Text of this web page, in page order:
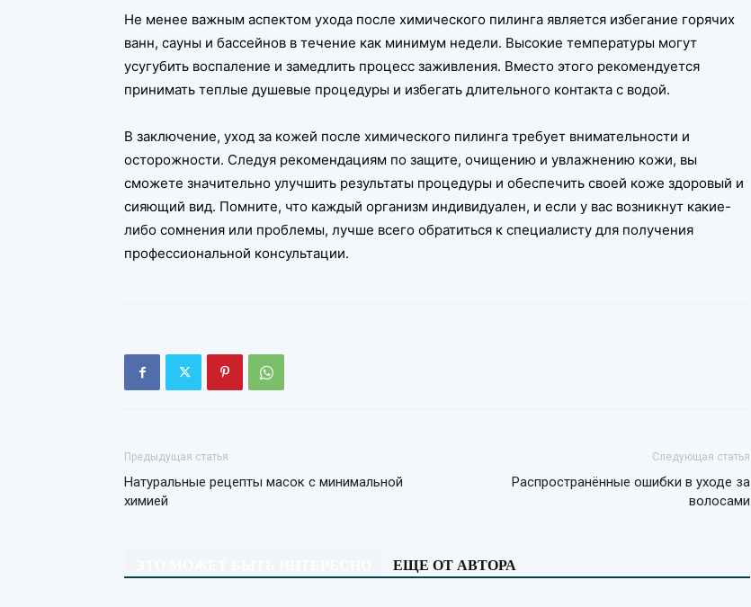
Не менее важным аспектом ухода после химического пилинга является избегание горячих
ванн, сауны и бассейнов в течение как минимум недели. Высокие температуры могут
усугубить воспаление и замедлить процесс заживления. Вместо этого рекомендуется
принимать теплые душевые процедуры и избегать длительного контакта с водой.
В заключение, уход за кожей после химического пилинга требует внимательности и
осторожности. Следуя рекомендациям по защите, очищению и увлажнению кожи, вы
сможете значительно улучшить результаты процедуры и обеспечить своей коже здоровый и
сияющий вид. Помните, что каждый организм индивидуален, и если у вас возникнут какие-
либо сомнения или проблемы, лучше всего обратиться к специалисту для получения
профессиональной консультации.
Предыдущая статья
Натуральные рецепты масок с минимальной
химией
Следующая статья
Распространённые ошибки в уходе за
волосами
ЕЩЕ ОТ АВТОРА